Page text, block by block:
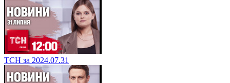
ТСН за 2024.07.31